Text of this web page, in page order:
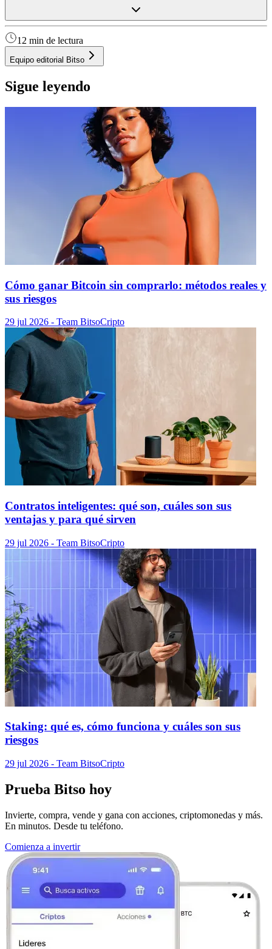
12 min de lectura
Equipo editorial Bitso
Sigue leyendo
Cómo ganar Bitcoin sin comprarlo: métodos reales y
sus riesgos
29 jul 2026 - Team BitsoCripto
Contratos inteligentes: qué son, cuáles son sus
ventajas y para qué sirven
29 jul 2026 - Team BitsoCripto
Staking: qué es, cómo funciona y cuáles son sus
riesgos
29 jul 2026 - Team BitsoCripto
Prueba Bitso hoy
Invierte, compra, vende y gana con acciones, criptomonedas y más.
En minutos. Desde tu teléfono.
Comienza a invertir